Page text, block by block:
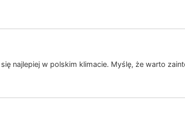
najlepiej w polskim klimacie. Myślę, że warto